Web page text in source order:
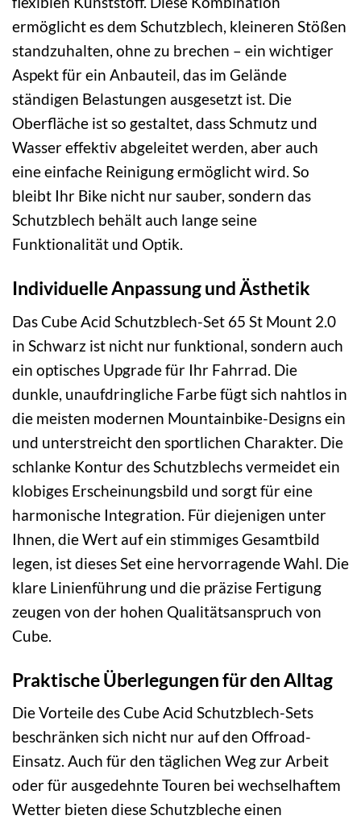
ermöglicht es dem Schutzblech, kleineren Stößen
standzuhalten, ohne zu brechen – ein wichtiger
Aspekt für ein Anbauteil, das im Gelände
ständigen Belastungen ausgesetzt ist. Die
Oberfläche ist so gestaltet, dass Schmutz und
Wasser effektiv abgeleitet werden, aber auch
eine einfache Reinigung ermöglicht wird. So
bleibt Ihr Bike nicht nur sauber, sondern das
Schutzblech behält auch lange seine
Funktionalität und Optik.
Individuelle Anpassung und Ästhetik
Das Cube Acid Schutzblech-Set 65 St Mount 2.0
in Schwarz ist nicht nur funktional, sondern auch
ein optisches Upgrade für Ihr Fahrrad. Die
dunkle, unaufdringliche Farbe fügt sich nahtlos in
die meisten modernen Mountainbike-Designs ein
und unterstreicht den sportlichen Charakter. Die
schlanke Kontur des Schutzblechs vermeidet ein
klobiges Erscheinungsbild und sorgt für eine
harmonische Integration. Für diejenigen unter
Ihnen, die Wert auf ein stimmiges Gesamtbild
legen, ist dieses Set eine hervorragende Wahl. Die
klare Linienführung und die präzise Fertigung
zeugen von der hohen Qualitätsanspruch von
Cube.
Praktische Überlegungen für den Alltag
Die Vorteile des Cube Acid Schutzblech-Sets
beschränken sich nicht nur auf den Offroad-
Einsatz. Auch für den täglichen Weg zur Arbeit
oder für ausgedehnte Touren bei wechselhaftem
Wetter bieten diese Schutzbleche einen